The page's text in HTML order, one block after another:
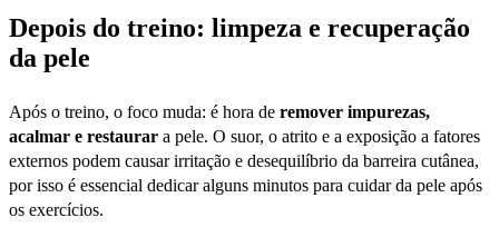
Depois do treino: limpeza e recuperação
da pele
Após o treino, o foco muda: é hora de remover impurezas,
acalmar e restaurar a pele. O suor, o atrito e a exposição a fatores
externos podem causar irritação e desequilíbrio da barreira cutânea,
por isso é essencial dedicar alguns minutos para cuidar da pele após
os exercícios.